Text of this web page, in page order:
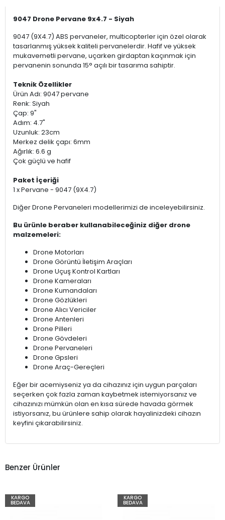
9047 Drone Pervane 9x4.7 - Siyah
9047 (9X4.7) ABS pervaneler, multicopterler için özel olarak
tasarlanmış yüksek kaliteli pervanelerdir. Hafif ve yüksek
mukavemetli pervane, uçarken girdaptan kaçınmak için
pervanenin sonunda 15° açılı bir tasarıma sahiptir.
Teknik Özellikler
Ürün Adı: 9047 pervane
Renk: Siyah
Çap: 9"
Adım: 4.7"
Uzunluk: 23cm
Merkez delik çapı: 6mm
Ağırlık: 6.6 g
Çok güçlü ve hafif
Paket İçeriği
1 x Pervane - 9047 (9X4.7)
Diğer Drone Pervaneleri modellerimizi de inceleyebilirsiniz.
Bu ürünle beraber kullanabileceğiniz diğer drone
malzemeleri:
Drone Motorları
Drone Görüntü İletişim Araçları
Drone Uçuş Kontrol Kartları
Drone Kameraları
Drone Kumandaları
Drone Gözlükleri
Drone Alıcı Vericiler
Drone Antenleri
Drone Pilleri
Drone Gövdeleri
Drone Pervaneleri
Drone Gpsleri
Drone Araç-Gereçleri
Eğer bir acemiyseniz ya da cihazınız için uygun parçaları
seçerken çok fazla zaman kaybetmek istemiyorsanız ve
cihazınızı mümkün olan en kısa sürede havada görmek
istiyorsanız, bu ürünlere sahip olarak hayalinizdeki cihazın
keyfini çıkarabilirsiniz.
Benzer Ürünler
KARGO
BEDAVA
KARGO
BEDAVA